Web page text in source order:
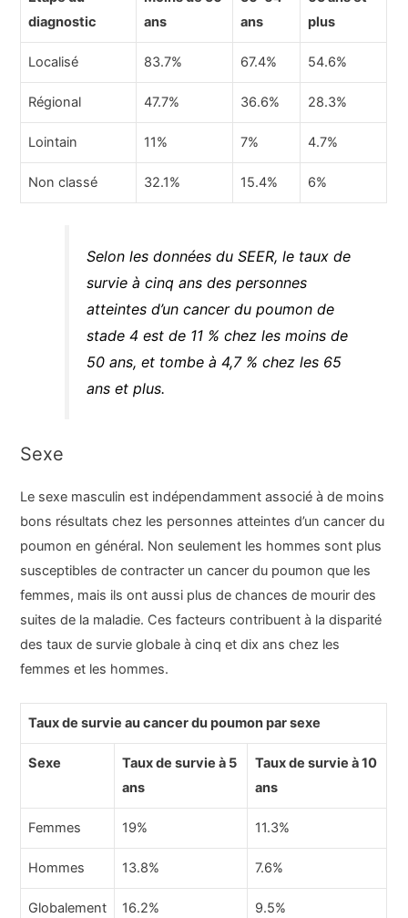
diagnostic
ans
ans
plus
Localisé 83.7% 67.4% 54.6%
Régional 47.7% 36.6% 28.3%
Lointain 11% 7% 4.7%
Non classé 32.1% 15.4% 6%
Selon les données du SEER, le taux de
survie à cinq ans des personnes
atteintes d’un cancer du poumon de
stade 4 est de 11 % chez les moins de
50 ans, et tombe à 4,7 % chez les 65
ans et plus.
Sexe
Le sexe masculin est indépendamment associé à de moins
bons résultats chez les personnes atteintes d’un cancer du
poumon en général. Non seulement les hommes sont plus
susceptibles de contracter un cancer du poumon que les
femmes, mais ils ont aussi plus de chances de mourir des
suites de la maladie. Ces facteurs contribuent à la disparité
des taux de survie globale à cinq et dix ans chez les
femmes et les hommes.
Taux de survie au cancer du poumon par sexe
Sexe
Taux de survie à 5
ans
Taux de survie à 10
ans
Femmes 19% 11.3%
Hommes 13.8% 7.6%
Globalement 16.2% 9.5%